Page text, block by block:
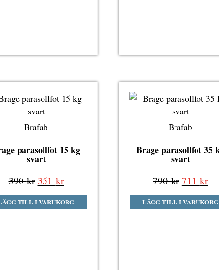
Brafab
parasollfot 15 kg
svart
390kr Det
ursprungliga
priset
351 krDet
nuvarande
priset
TILL I VARUKORG
Brafab
Brage parasollfot 35
svart
790krDet
priset
711 krDet
LÄGG TILL I VARUKORG